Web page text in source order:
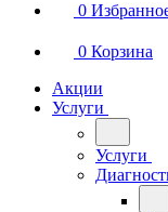
0
0 Корзина
Акции
Услуги
Услуги